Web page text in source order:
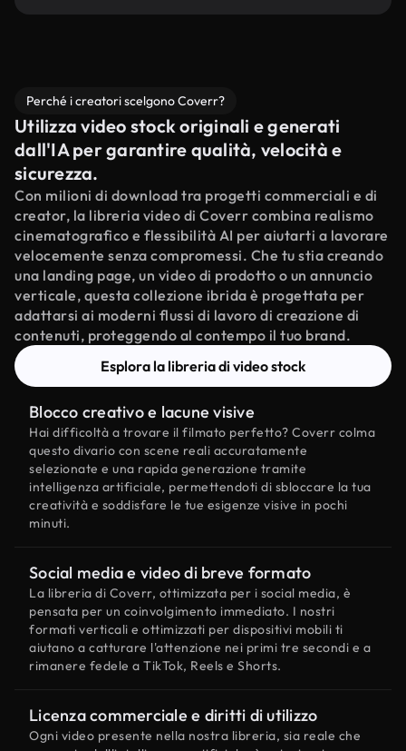
Perché i creatori scelgono Coverr?
Utilizza video stock originali e generati
dall'IA per garantire qualità, velocità e
sicurezza.
Con milioni di download tra progetti commerciali e di
creator, la libreria video di Coverr combina realismo
cinematografico e flessibilità AI per aiutarti a lavorare
velocemente senza compromessi. Che tu stia creando
una landing page, un video di prodotto o un annuncio
verticale, questa collezione ibrida è progettata per
adattarsi ai moderni flussi di lavoro di creazione di
contenuti, proteggendo al contempo il tuo brand.
Esplora la libreria di video stock
Blocco creativo e lacune visive
Hai difficoltà a trovare il filmato perfetto? Coverr colma
questo divario con scene reali accuratamente
selezionate e una rapida generazione tramite
intelligenza artificiale, permettendoti di sbloccare la tua
creatività e soddisfare le tue esigenze visive in pochi
minuti.
Social media e video di breve formato
La libreria di Coverr, ottimizzata per i social media, è
pensata per un coinvolgimento immediato. I nostri
formati verticali e ottimizzati per dispositivi mobili ti
aiutano a catturare l'attenzione nei primi tre secondi e a
rimanere fedele a TikTok, Reels e Shorts.
Licenza commerciale e diritti di utilizzo
Ogni video presente nella nostra libreria, sia reale che